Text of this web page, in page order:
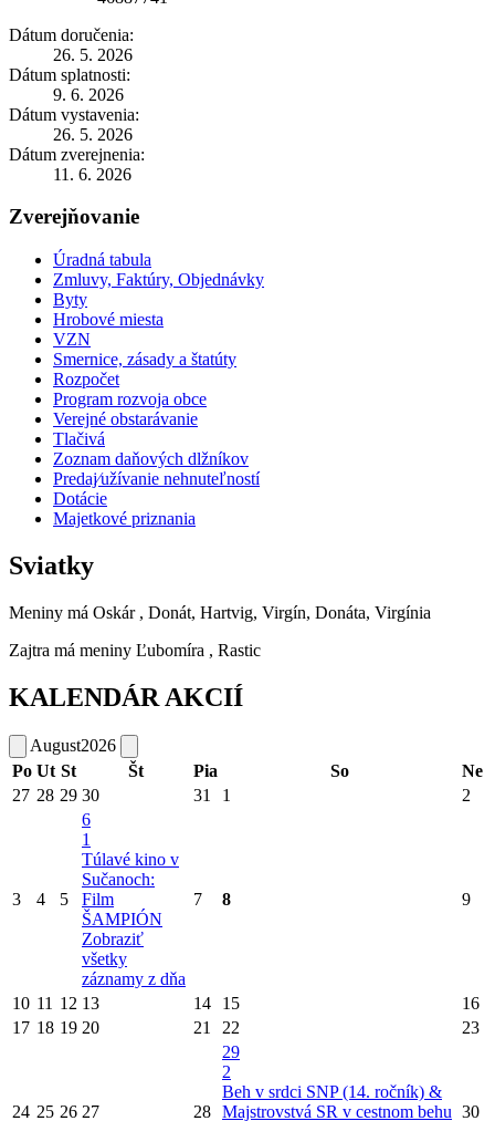
Dátum doručenia:
26. 5. 2026
Dátum splatnosti:
9. 6. 2026
Dátum vystavenia:
26. 5. 2026
Dátum zverejnenia:
11. 6. 2026
Zverejňovanie
Úradná tabula
Zmluvy, Faktúry, Objednávky
Byty
Hrobové miesta
VZN
Smernice, zásady a štatúty
Rozpočet
Program rozvoja obce
Verejné obstarávanie
Tlačivá
Zoznam daňových dlžníkov
Predaj⁄užívanie nehnuteľností
Dotácie
Majetkové priznania
Sviatky
Meniny má Oskár , Donát, Hartvig, Virgín, Donáta, Virgínia
Zajtra má meniny Ľubomíra , Rastic
KALENDÁR AKCIÍ
August2026
Po Ut St Št Pia So
Ne
27 28 29 30 31 1 2
3 4 5
6
1
Túlavé kino v
Sučanoch:
Film
ŠAMPIÓN
Zobraziť
všetky
záznamy z dňa
7 8 9
10 11 12 13 14 15
16
17 18 19 20 21 22 23
24 25 26 27 28
29
2
Beh v srdci SNP (14. ročník) &
Majstrovstvá SR v cestnom behu 30